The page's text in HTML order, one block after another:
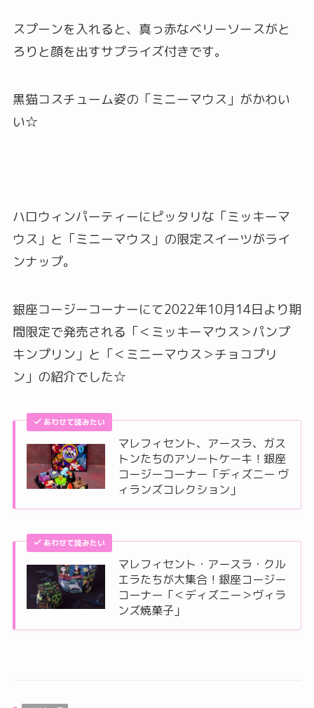
スプーンを入れると、真っ赤なベリーソースがと
ろりと顔を出すサプライズ付きです。
黒猫コスチューム姿の「ミニーマウス」がかわい
い☆
ハロウィンパーティーにピッタリな「ミッキーマ
ウス」と「ミニーマウス」の限定スイーツがライ
ンナップ。
銀座コージーコーナーにて2022年10月14日より期
間限定で発売される「＜ミッキーマウス＞パンプ
キンプリン」と「＜ミニーマウス＞チョコプリ
ン」の紹介でした☆
あわせて読みたい
マレフィセント、アースラ、ガス
トンたちのアソートケーキ！銀座
コージーコーナー「ディズニー ヴ
ィランズコレクション」
あわせて読みたい
マレフィセント・アースラ・クル
エラたちが大集合！銀座コージー
コーナー「＜ディズニー＞ヴィラ
ンズ焼菓子」